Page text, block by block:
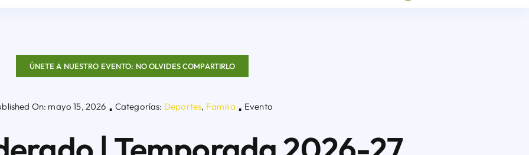
ÚNETE A NUESTRO EVENTO: NO OLVIDES COMPARTIRLO
On: mayo 15, 2026 ▪ Categorías: Deportes, Familia ▪ Evento